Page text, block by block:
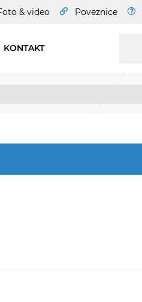
& video Poveznice
KONTAKT